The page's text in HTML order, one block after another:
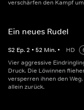
verschärfen den Kampf
Ein neues Rudel
S2 Ep.2 • 52 Min. • HD
Vier aggressive
Druck. Die Löwinnen
versperren ihnen den
allein zurück.